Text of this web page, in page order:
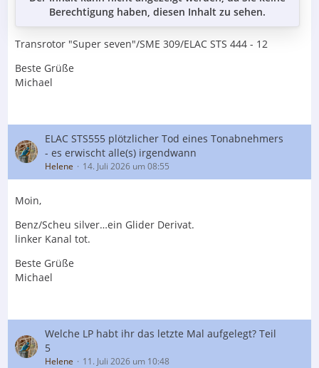
Berechtigung haben, diesen Inhalt zu sehen.
Transrotor "Super seven"/SME 309/ELAC STS 444 - 12
Beste Grüße
Michael
ELAC STS555 plötzlicher Tod eines Tonabnehmers
- es erwischt alle(s) irgendwann
Helene 14. Juli 2026 um 08:55
Moin,
Benz/Scheu silver…ein Glider Derivat.
linker Kanal tot.
Beste Grüße
Michael
Welche LP habt ihr das letzte Mal aufgelegt? Teil
5
Helene 11. Juli 2026 um 10:48